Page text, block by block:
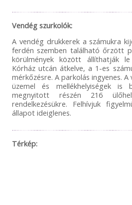
Vendég szurkolók:
A vendég drukkerek a számukra
ferdén szemben található őrzött
körülmények között állíthatják
Kórház utcán átkelve, a 1-es
mérkőzésre. A parkolás ingyenes.
üzemel és mellékhelyiségek is
megnyitott részén 216
rendelkezésükre. Felhívjuk
állapot ideiglenes.
Térkép: